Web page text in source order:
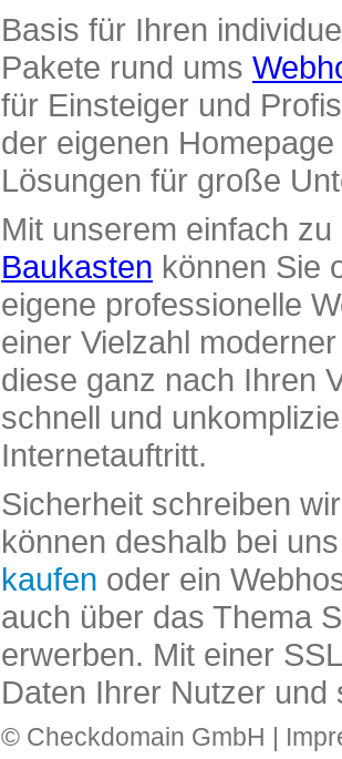
Basis für Ihren
Pakete rund ums
für Einsteiger und
der eigenen
Lösungen für große
Mit unserem einfach
Baukasten können Sie
eigene professionelle
einer Vielzahl
diese ganz nach Ihren
schnell und
Internetauftritt.
Sicherheit schreiben
können deshalb bei
kaufen oder ein
auch über das Thema
erwerben. Mit einer
Daten Ihrer Nutzer und
© Checkdomain GmbH |